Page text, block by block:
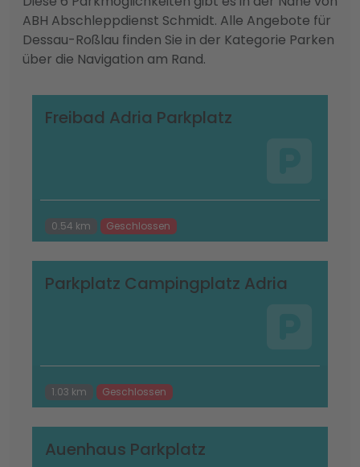
ABH Abschleppdienst Schmidt. Alle Angebote für
Dessau-Roßlau finden Sie in der Kategorie Parken
über die Navigation am Rand.
Freibad Adria Parkplatz
0.54 km Geschlossen
Parkplatz Campingplatz Adria
1.03 km Geschlossen
Auenhaus Parkplatz